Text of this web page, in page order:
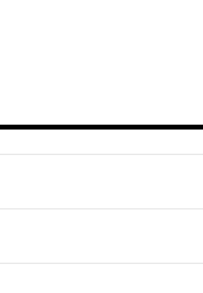
sportivi, ortofrutta,
artigianali, forni,
insieme come